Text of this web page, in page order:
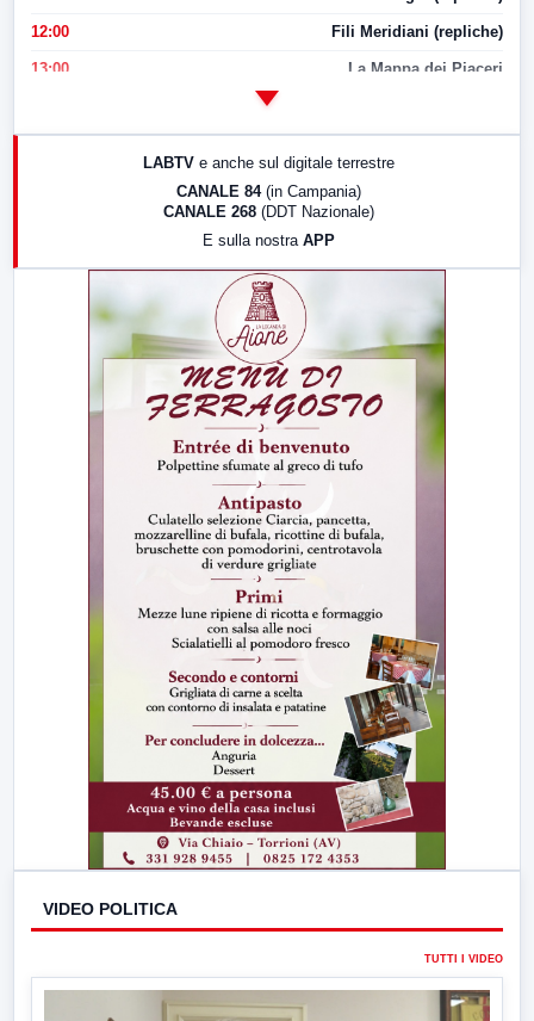
12:00 Fili Meridiani (repliche)
13:00 La Mappa dei Piaceri
17:00 LabNews (replica)
LABTV e anche sul digitale terrestre
CANALE 84 (in Campania)
CANALE 268 (DDT Nazionale)
E sulla nostra APP
VIDEO POLITICA
TUTTI I VIDEO